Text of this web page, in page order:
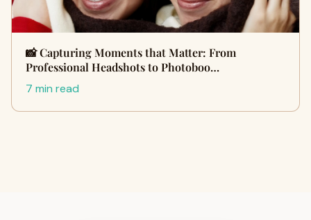
📸 Capturing Moments that Matter: From
Professional Headshots to Photoboo…
7 min read